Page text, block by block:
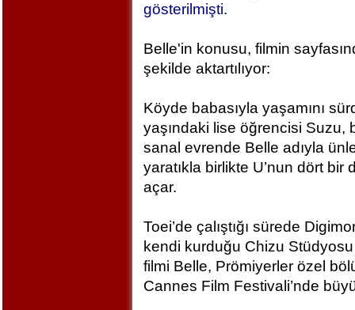
gösterilmişti.
Belle'in konusu, filmin
şekilde aktartılıyor:
Köyde babasıyla yaşamını
yaşındaki lise öğrencisi Suzu,
sanal evrende Belle adıyla
yaratıkla birlikte U’nun dört
açar.
Toei’de çalıştığı sürede
kendi kurduğu Chizu
filmi Belle, Prömiyerler özel
Cannes Film Festivali’nde